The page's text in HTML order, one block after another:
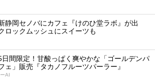
静岡セノバにカフェ『けのひ堂ラボ』が出
ロックムッシュにスイーツも
間限定！甘酸っぱく爽やかな「ゴールデンパ
ェ」販売『タカノフルーツパーラー』
AI